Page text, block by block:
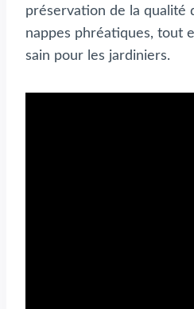
préservation de la qualité
nappes phréatiques, tout
sain pour les jardiniers.